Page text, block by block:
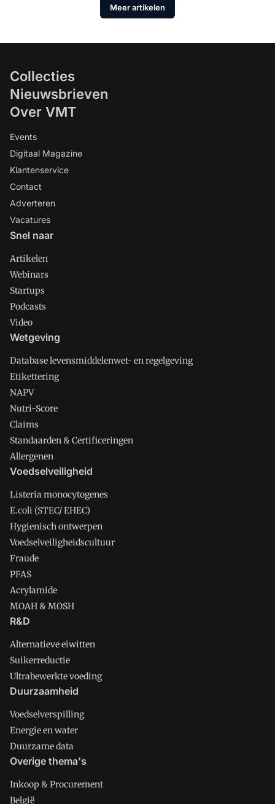
Meer artikelen
Collecties
Nieuwsbrieven
Over VMT
Events
Digitaal Magazine
Klantenservice
Contact
Adverteren
Vacatures
Snel naar
Artikelen
Webinars
Startups
Podcasts
Video
Wetgeving
Database levensmiddelenwet- en regelgeving
Etikettering
NAPV
Nutri-Score
Claims
Standaarden & Certificeringen
Allergenen
Voedselveiligheid
Listeria monocytogenes
E.coli (STEC/ EHEC)
Hygienisch ontwerpen
Voedselveiligheidscultuur
Fraude
PFAS
Acrylamide
MOAH & MOSH
R&D
Alternatieve eiwitten
Suikerreductie
Ultrabewerkte voeding
Duurzaamheid
Voedselverspilling
Energie en water
Duurzame data
Overige thema's
Inkoop & Procurement
België